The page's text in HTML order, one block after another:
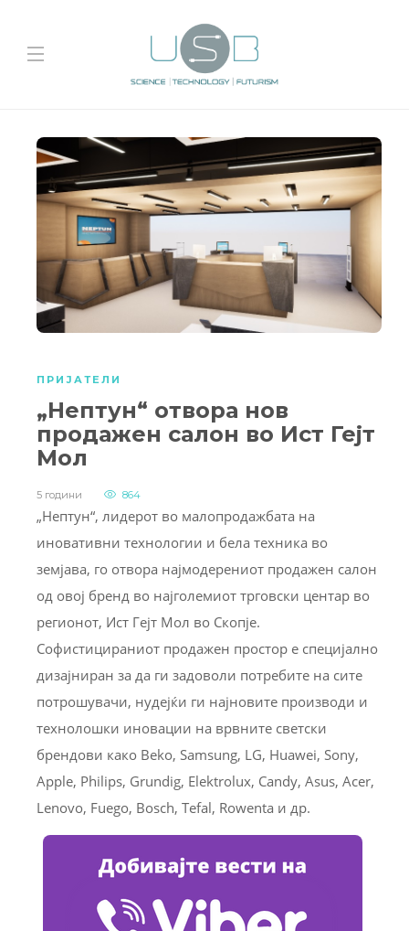
ПРИЈАТЕЛИ
„Нептун“ отвора нов
продажен салон во Ист Гејт
Мол
5 години 864
„Нептун“, лидерот во малопродажбата на
иновативни технологии и бела техника во
земјава, го отвора најмодерениот продажен салон
од овој бренд во најголемиот трговски центар во
регионот, Ист Гејт Мол во Скопје.
Софистицираниот продажен простор е специјално
дизајниран за да ги задоволи потребите на сите
потрошувачи, нудејќи ги најновите производи и
технолошки иновации на врвните светски
брендови како Beko, Samsung, LG, Huawei, Sony,
Apple, Philips, Grundig, Elektrolux, Candy, Asus, Acer,
Lenovo, Fuego, Bosch, Tefal, Rowenta и др.